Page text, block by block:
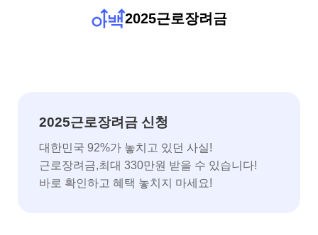
2025근로장려금
2025근로장려금 신청
대한민국 92%가 놓치고 있던 사실!
근로장려금,최대 330만원 받을 수 있습니다!
바로 확인하고 혜택 놓치지 마세요!